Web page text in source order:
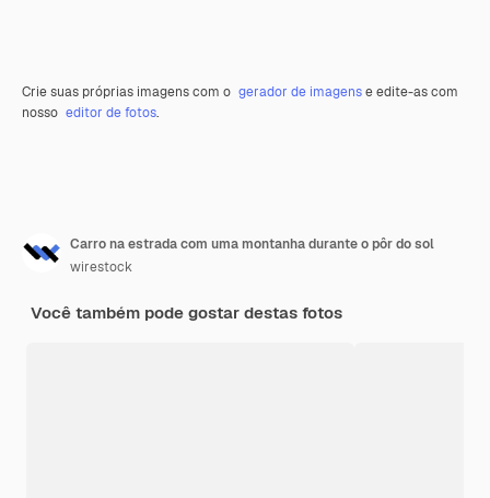
Crie suas próprias imagens com o gerador de imagense edite-as com
nosso editor de fotos.
Carro na estrada com uma montanha durante o pôr do sol
wirestock
Você também pode gostar destas fotos